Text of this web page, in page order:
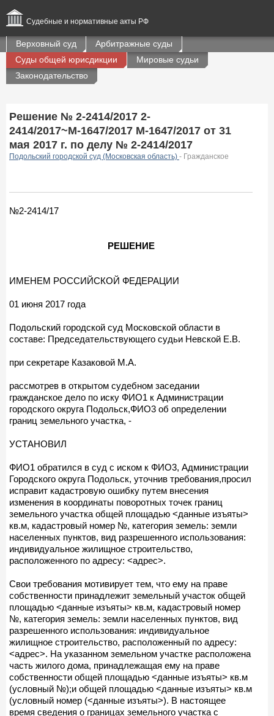
Судебные и нормативные акты РФ
Верховный суд
Арбитражные суды
Суды общей юрисдикции
Мировые судьи
Законодательство
Решение № 2-2414/2017 2-
2414/2017~М-1647/2017 М-1647/2017 от 31
мая 2017 г. по делу № 2-2414/2017
Подольский городской суд (Московская область) - Гражданское
№2-2414/17
РЕШЕНИЕ
ИМЕНЕМ РОССИЙСКОЙ ФЕДЕРАЦИИ
01 июня 2017 года
Подольский городской суд Московской области в
составе: Председательствующего судьи Невской Е.В.
при секретаре Казаковой М.А.
рассмотрев в открытом судебном заседании
гражданское дело по иску ФИО1 к Администрации
городского округа Подольск,ФИО3 об определении
границ земельного участка, -
УСТАНОВИЛ
ФИО1 обратился в суд с иском к ФИО3, Администрации
Городского округа Подольск, уточнив требования,просил
исправит кадастровую ошибку путем внесения
изменения в координаты поворотных точек границ
земельного участка общей площадью <данные изъяты>
кв.м, кадастровый номер №, категория земель: земли
населенных пунктов, вид разрешенного использования:
индивидуальное жилищное строительство,
расположенного по адресу: <адрес>.
Свои требования мотивирует тем, что ему на праве
собственности принадлежит земельный участок общей
площадью <данные изъяты> кв.м, кадастровый номер
№, категория земель: земли населенных пунктов, вид
разрешенного использования: индивидуальное
жилищное строительство, расположенный по адресу:
<адрес>. На указанном земельном участке расположена
часть жилого дома, принадлежащая ему на праве
собственности общей площадью <данные изъяты> кв.м
(условный №);и общей площадью <данные изъяты> кв.м
(условный номер (<данные изъяты>). В настоящее
время сведения о границах земельного участка с